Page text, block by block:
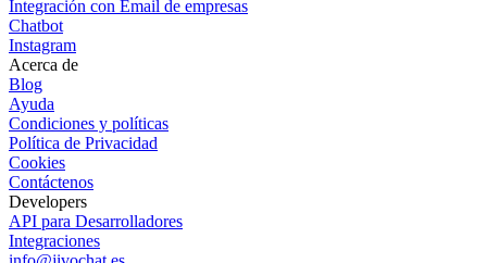
Integración con Email de empresas
Chatbot
Instagram
Acerca de
Blog
Ayuda
Condiciones y políticas
Política de Privacidad
Cookies
Contáctenos
Developers
API para Desarrolladores
Integraciones